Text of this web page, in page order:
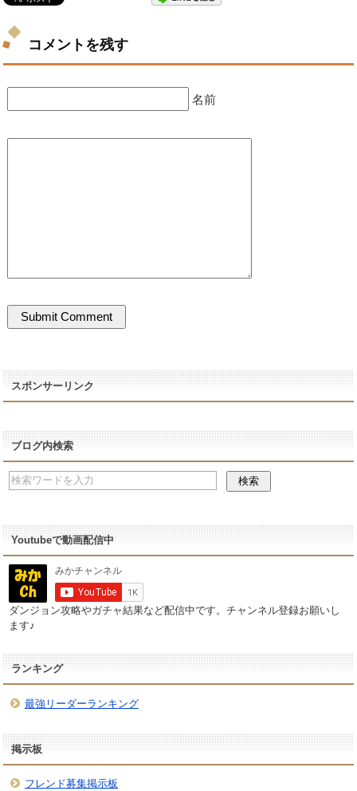
コメントを残す
名前
スポンサーリンク
ブログ内検索
Youtubeで動画配信中
ダンジョン攻略やガチャ結果など配信中です。チャンネル登録お願いし
ます♪
ランキング
最強リーダーランキング
掲示板
フレンド募集掲示板